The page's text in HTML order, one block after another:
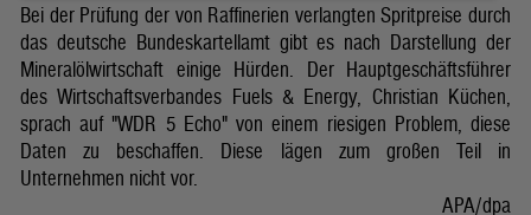
Bei der Prüfung der von Raffinerien verlangten Spritpreise durch
das deutsche Bundeskartellamt gibt es nach Darstellung der
Mineralölwirtschaft einige Hürden. Der Hauptgeschäftsführer
des Wirtschaftsverbandes Fuels & Energy, Christian Küchen,
sprach auf "WDR 5 Echo" von einem riesigen Problem, diese
Daten zu beschaffen. Diese lägen zum großen Teil in
Unternehmen nicht vor.
APA/dpa